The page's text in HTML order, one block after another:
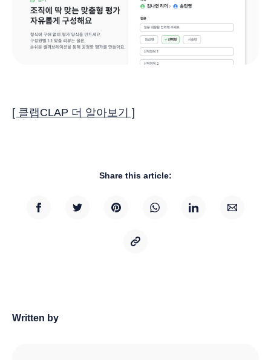
[ 클랩CLAP 더 알아보기 ]
Share this article:
Written by